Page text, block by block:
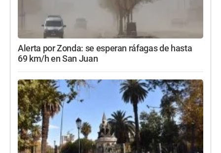
Alerta por Zonda: se esperan ráfagas de hasta
69 km/h en San Juan